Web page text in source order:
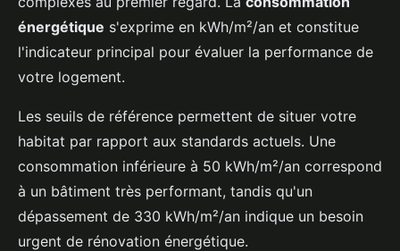
énergétique s'exprime en kWh/m²/an et constitue
l'indicateur principal pour évaluer la performance de
votre logement.
Les seuils de référence permettent de situer votre
habitat par rapport aux standards actuels. Une
consommation inférieure à 50 kWh/m²/an correspond
à un bâtiment très performant, tandis qu'un
dépassement de 330 kWh/m²/an indique un besoin
urgent de rénovation énergétique.